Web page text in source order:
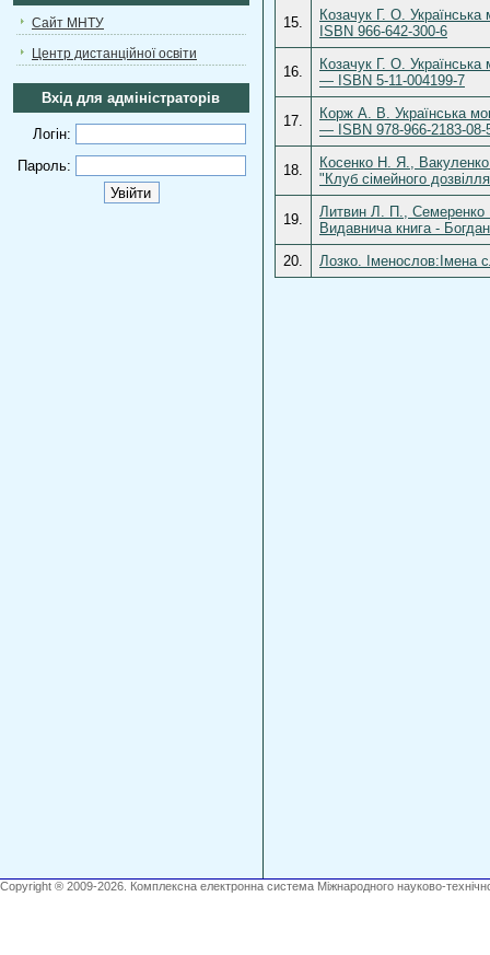
Сайт МНТУ
Центр дистанційної освіти
Вхід для адміністраторів
Логін:
Пароль:
15.
Козачук Г. О.
ISBN 966-642-300-6
16.
Козачук Г. О.
— ISBN 5-11-004199-7
17.
Корж А. В. Українська
— ISBN 978-966-2183-08-
18.
Косенко Н. Я.,
"Клуб сімейного
19.
Литвин Л. П., Семеренко
Видавнича книга -
20.
Лозко. Іменослов:Імена
Copyright ® 2009-2026. Комплексна електронна система Міжнародного науково-